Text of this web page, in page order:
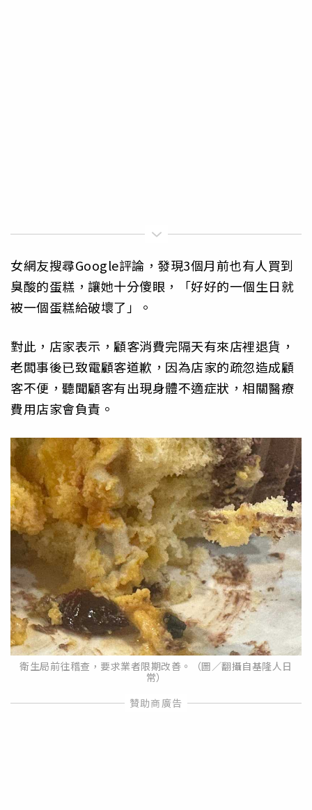
女網友搜尋Google評論，發現3個月前也有人買到
臭酸的蛋糕，讓她十分傻眼，「好好的一個生日就
被一個蛋糕給破壞了」。
對此，店家表示，顧客消費完隔天有來店裡退貨，
老闆事後已致電顧客道歉，因為店家的疏忽造成顧
客不便，聽聞顧客有出現身體不適症狀，相關醫療
費用店家會負責。
衛生局前往稽查，要求業者限期改善。（圖／翻攝自基隆人日
常）